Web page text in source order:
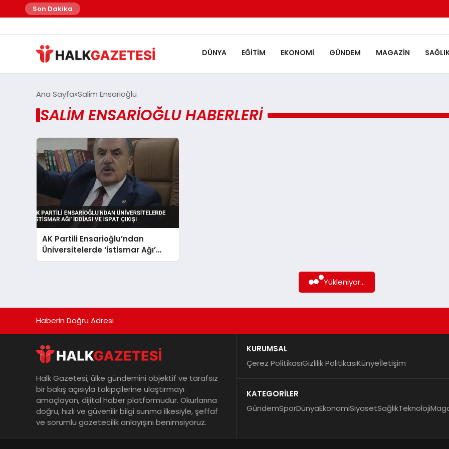
Son Dakika
DÜNYA EĞITIM EKONOMI GÜNDEM MAGAZIN
Ana Sayfa Salim Ensarioğlu
SALIM ENSARIOĞLU HABERLERI
AK Partili Ensarioğlu’ndan
Üniversitelerde ‘İstismar Ağı’
İddiası ve İspat Çıkışı
Yükleniyor...
Haberin Doğru Adresi
Halk Gazetesi, ülke gündemini objektif ve tarafsız
bir bakış açısıyla takipçilerine ulaştırmayı
amaçlayan, dijital haber platformudur. Okurlarına
doğru, hızlı ve güvenilir bilgi sunma ilkesiyle, şeffaf
ve sorumlu gazetecilik anlayışını benimsiyoruz.
KURUMSAL
Çerez PolitikasıGizlilik PolitikasıKünyeİletişim
KATEGORİLER
GündemSporDünyaEkonomiSiyasetSağlıkTeknoloji